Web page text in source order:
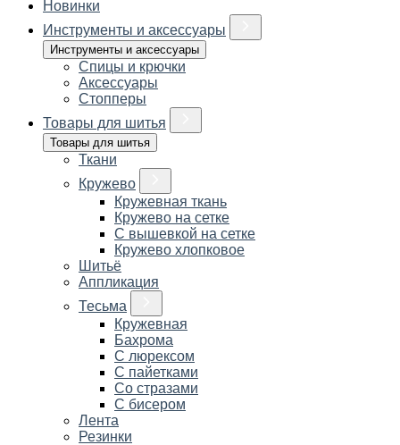
Новинки
Инструменты и аксессуары
Инструменты и аксессуары
Спицы и крючки
Аксессуары
Стопперы
Товары для шитья
Товары для шитья
Ткани
Кружево
Кружевная ткань
Кружево на сетке
С вышевкой на сетке
Кружево хлопковое
Шитьё
Аппликация
Тесьма
Кружевная
Бахрома
С люрексом
С пайетками
Со стразами
С бисером
Лента
Резинки